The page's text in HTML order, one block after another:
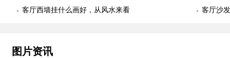
客厅西墙挂什么画好，从风水来看
客厅沙
图片资讯